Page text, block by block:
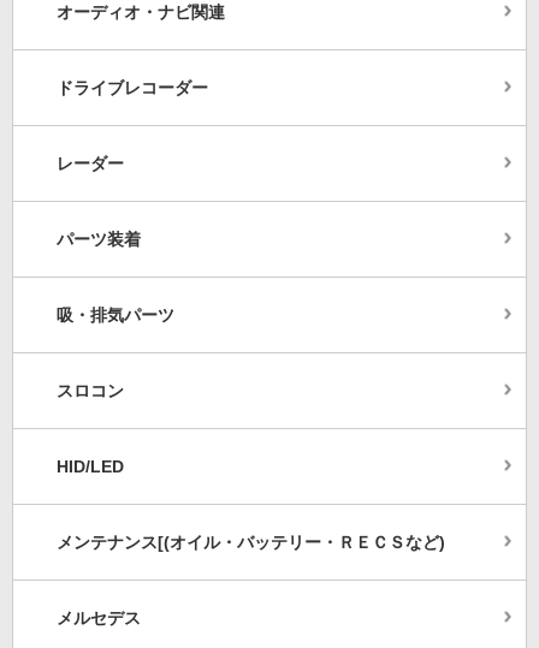
オーディオ・ナビ関連
ドライブレコーダー
レーダー
パーツ装着
吸・排気パーツ
スロコン
HID/LED
メンテナンス[(オイル・バッテリー・ＲＥＣＳなど)
メルセデス